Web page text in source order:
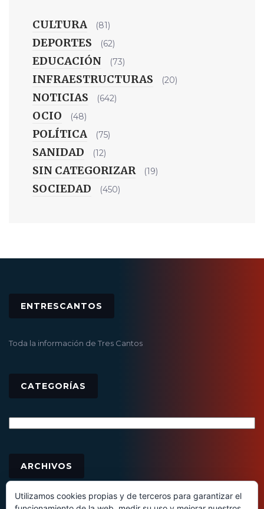
CULTURA (81)
DEPORTES (62)
EDUCACIÓN (73)
INFRAESTRUCTURAS (20)
NOTICIAS (642)
OCIO (48)
POLÍTICA (75)
SANIDAD (12)
SIN CATEGORIZAR (19)
SOCIEDAD (450)
ENTRESCANTOS
Toda la información de Tres Cantos
CATEGORÍAS
ARCHIVOS
Utilizamos cookies propias y de terceros para garantizar el